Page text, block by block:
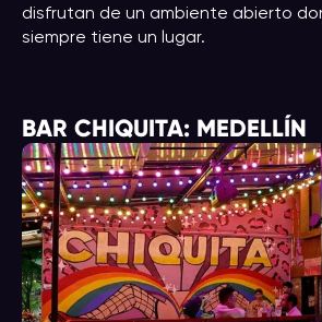
disfrutan de un ambiente abierto
siempre tiene un lugar.
BAR CHIQUITA: MEDELLÍN